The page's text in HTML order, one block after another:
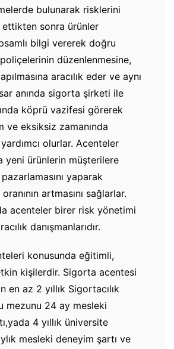
bulunarak risklerini
sonra ürünler
bilgi vererek doğru
düzenlenmesine,
aracılık eder ve aynı
anında sigorta şirketi ile
köprü vazifesi görerek
ve eksiksiz zamanında
olurlar. Acenteler
yeni ürünlerin müşterilere
pazarlamasını yaparak
artmasını sağlarlar.
acenteler birer risk yönetimi
danışmanlarıdır.
konusunda eğitimli,
kişilerdir. Sigorta acentesi
en az 2 yıllık Sigortacılık
mezunu 24 ay mesleki
4 yıllık üniversite
mesleki deneyim şartı ve